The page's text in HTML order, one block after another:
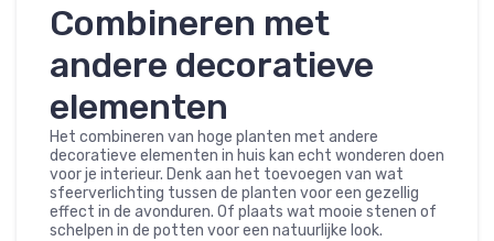
Combineren met
andere decoratieve
elementen
Het combineren van hoge planten met andere
decoratieve elementen in huis kan echt wonderen doen
voor je interieur. Denk aan het toevoegen van wat
sfeerverlichting tussen de planten voor een gezellig
effect in de avonduren. Of plaats wat mooie stenen of
schelpen in de potten voor een natuurlijke look.